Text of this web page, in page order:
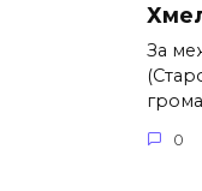
За
0